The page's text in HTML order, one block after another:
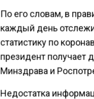
По его словам, в
каждый день
статистику по
президент получает
Минздрава и
Недостатка